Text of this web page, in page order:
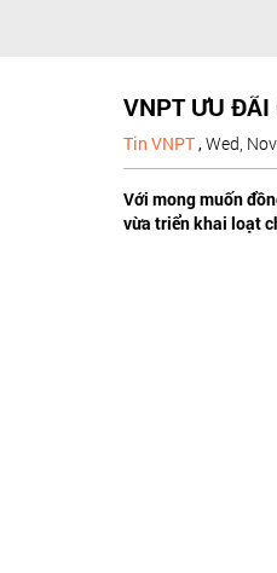
VNPT ƯU ĐÃI
Tin VNPT,Wed,
Với mong muốn
vừa triển khai loạt